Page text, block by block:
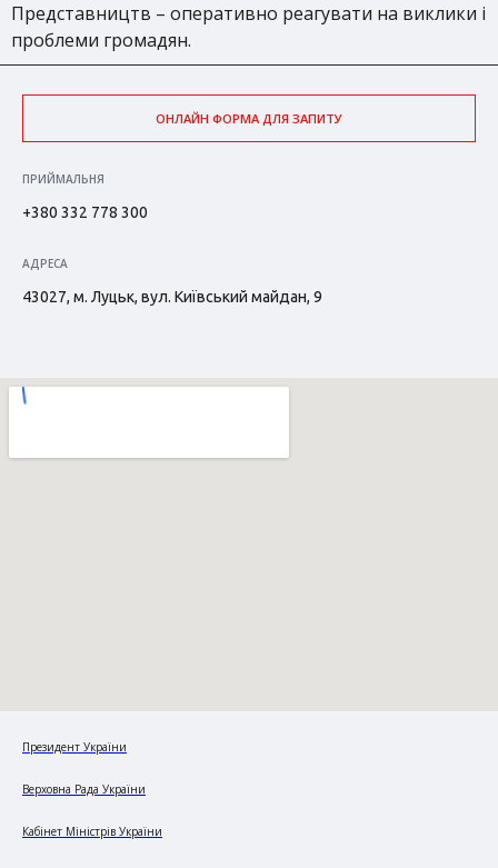
Представництв – оперативно реагувати на виклики і
проблеми громадян.
ОНЛАЙН ФОРМА ДЛЯ ЗАПИТУ
ПРИЙМАЛЬНЯ
+380 332 778 300
АДРЕСА
43027, м. Луцьк, вул. Київський майдан, 9
Президент України
Верховна Рада України
Кабінет Міністрів України